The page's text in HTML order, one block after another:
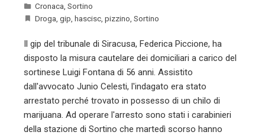
Cronaca Sortino
Droga gip hascisc pizzino Sortino
Il gip del tribunale di Siracusa, Federica Piccione, ha
disposto la misura cautelare dei domiciliari a carico del
sortinese Luigi Fontana di 56 anni. Assistito
dall'avvocato Junio Celesti, l'indagato era stato
arrestato perché trovato in possesso di un chilo di
marijuana. Ad operare l'arresto sono stati i carabinieri
della stazione di Sortino che martedì scorso hanno